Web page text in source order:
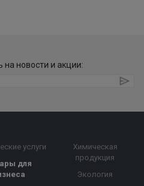
на новости и акции:
услуги
для
Химическая
продукция
Экология